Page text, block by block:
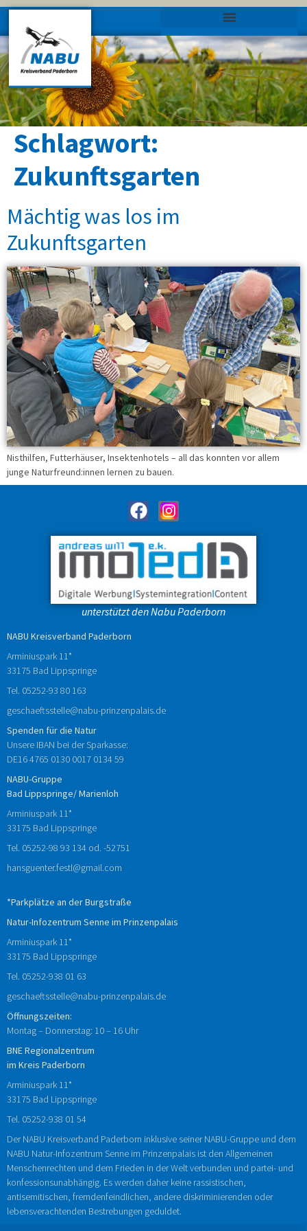
Schlagwort:
Zukunftsgarten
Mächtig was los im
Zukunftsgarten
Nisthilfen, Futterhäuser, Insektenhotels – all das konnten vor allem
junge Naturfreund:innen lernen zu bauen.
unterstützt den Nabu Paderborn
NABU Kreisverband Paderborn
Arminiuspark 11*
33175 Bad Lippspringe
Tel. 05252-93 80 163
geschaeftsstelle@nabu-prinzenpalais.de
Spenden für die Natur
Unsere IBAN bei der Sparkasse:
DE16 4765 0130 0017 0134 59
NABU-Gruppe
Bad Lippspringe/ Marienloh
Arminiuspark 11*
33175 Bad Lippspringe
Tel. 05252-98 93 134 od. -52751
hansguenter.festl@gmail.com
*Parkplätze an der Burgstraße
Natur-Infozentrum Senne im Prinzenpalais
Arminiuspark 11*
33175 Bad Lippspringe
Tel. 05252-938 01 63
geschaeftsstelle@nabu-prinzenpalais.de
Öffnungszeiten:
Montag – Donnerstag: 10 – 16 Uhr
BNE Regionalzentrum
im Kreis Paderborn
Arminiuspark 11*
33175 Bad Lippspringe
Tel. 05252-938 01 54
Der NABU Kreisverband Paderborn inklusive seiner NABU-Gruppe und dem
NABU Natur-Infozentrum Senne im Prinzenpalais ist den Allgemeinen
Menschenrechten und dem Frieden in der Welt verbunden und partei- und
konfessionsunabhängig. Es werden daher keine rassistischen,
antisemitischen, fremdenfeindlichen, andere diskriminierenden oder
lebensverachtenden Bestrebungen geduldet.